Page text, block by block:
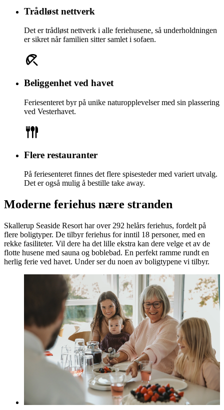
Trådløst nettverk
Det er trådløst nettverk i alle feriehusene, så underholdningen
er sikret når familien sitter samlet i sofaen.
Beliggenhet ved havet
Feriesenteret byr på unike naturopplevelser med sin plassering
ved Vesterhavet.
Flere restauranter
På feriesenteret finnes det flere spisesteder med variert utvalg.
Det er også mulig å bestille take away.
Moderne feriehus nære stranden
Skallerup Seaside Resort har over 292 helårs feriehus, fordelt på
flere boligtyper. De tilbyr feriehus for inntil 18 personer, med en
rekke fasiliteter. Vil dere ha det lille ekstra kan dere velge et av de
flotte husene med sauna og boblebad. En perfekt ramme rundt en
herlig ferie ved havet. Under ser du noen av boligtypene vi tilbyr.